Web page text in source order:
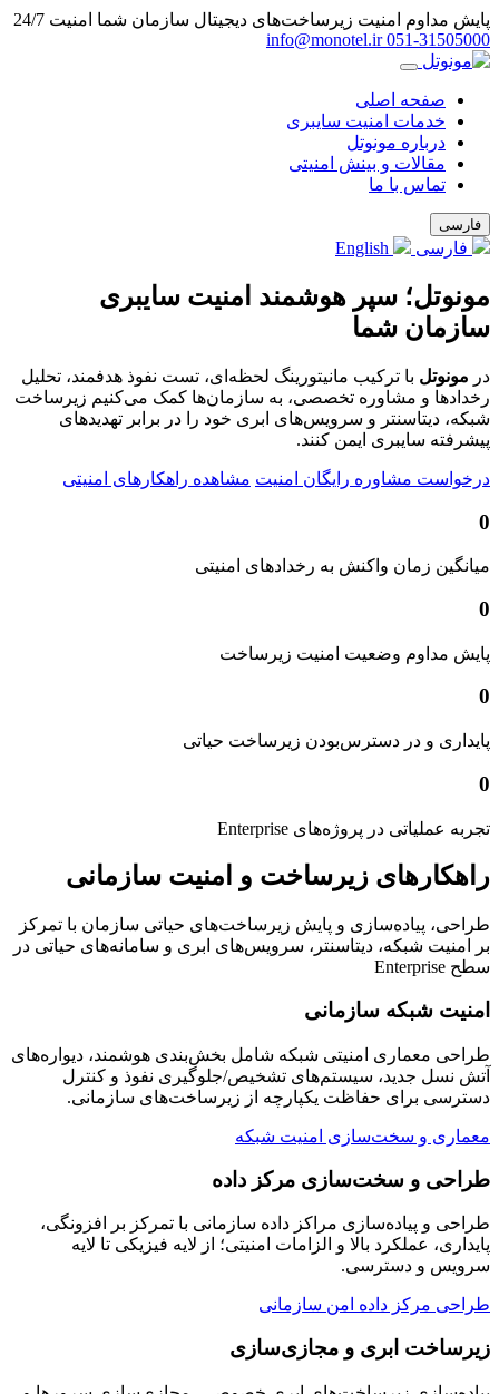
پایش مداوم امنیت زیرساخت‌های دیجیتال سازمان شما امنیت 24/7
info@monotel.ir 051‑31505000
صفحه اصلی
خدمات امنیت سایبری
درباره مونوتل
مقالات و بینش امنیتی
تماس با ما
فارسی
فارسی
مونوتل؛ سپر هوشمند امنیت سایبری
سازمان شما
در مونوتل با ترکیب مانیتورینگ لحظه‌ای، تست نفوذ هدفمند، تحلیل
رخدادها و مشاوره تخصصی، به سازمان‌ها کمک می‌کنیم زیرساخت
شبکه، دیتاسنتر و سرویس‌های ابری خود را در برابر تهدیدهای
پیشرفته سایبری ایمن کنند.
درخواست مشاوره رایگان امنیت مشاهده راهکارهای امنیتی
0
میانگین زمان واکنش به رخدادهای امنیتی
0
پایش مداوم وضعیت امنیت زیرساخت
0
پایداری و در دسترس‌بودن زیرساخت حیاتی
0
تجربه عملیاتی در پروژه‌های Enterprise
راهکارهای زیرساخت و امنیت سازمانی
طراحی، پیاده‌سازی و پایش زیرساخت‌های حیاتی سازمان با تمرکز
بر امنیت شبکه، دیتاسنتر، سرویس‌های ابری و سامانه‌های حیاتی در
سطح Enterprise
امنیت شبکه سازمانی
طراحی معماری امنیتی شبکه شامل بخش‌بندی هوشمند، دیواره‌های
آتش نسل جدید، سیستم‌های تشخیص/جلوگیری نفوذ و کنترل
دسترسی برای حفاظت یکپارچه از زیرساخت‌های سازمانی.
معماری و سخت‌سازی امنیت شبکه
طراحی و سخت‌سازی مرکز داده
طراحی و پیاده‌سازی مراکز داده سازمانی با تمرکز بر افزونگی،
پایداری، عملکرد بالا و الزامات امنیتی؛ از لایه فیزیکی تا لایه
سرویس و دسترسی.
طراحی مرکز داده امن سازمانی
زیرساخت ابری و مجازی‌سازی